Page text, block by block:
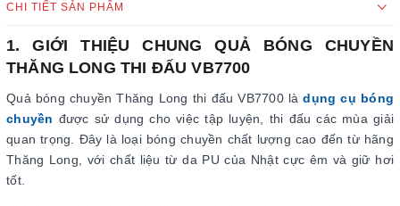
CHI TIẾT SẢN PHẨM
1. GIỚI THIỆU CHUNG QUẢ BÓNG CHUYỀN
THĂNG LONG THI ĐẤU VB7700
Quả bóng chuyền Thăng Long thi đấu VB7700 làdụng cụ bóng
chuyền được sử dụng cho việc tập luyện, thi đấu các mùa giải
quan trọng. Đây là loại bóng chuyền chất lượng cao đến từ hãng
Thăng Long, với chất liệu từ da PU của Nhật cực êm và giữ hơi
tốt.